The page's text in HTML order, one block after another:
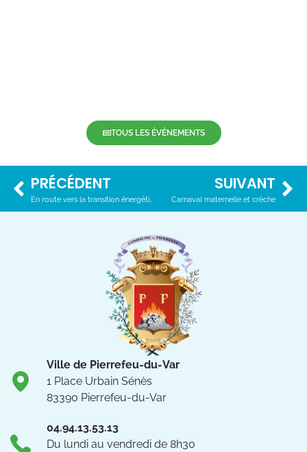
TOUS LES ÉVÉNEMENTS
PRÉCÉDENT
En route vers la transition énergétique
SUIVANT
Carnaval maternelle et crèche
Ville de Pierrefeu-du-Var
1 Place Urbain Sénès
83390 Pierrefeu-du-Var
04.94.13.53.13
Du lundi au vendredi de 8h30